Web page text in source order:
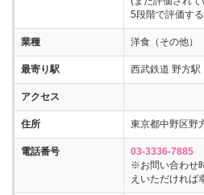
5段階で評価す
業種 洋食（その他）
最寄り駅 西武鉄道 野方駅
アクセス
住所 東京都中野区野
電話番号
03-3336-7885
※お問い合わせ
えいただければ